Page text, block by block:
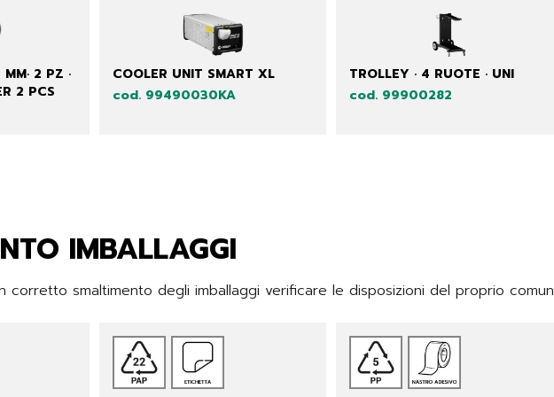
2 PZ ·
2 PCS
COOLER UNIT SMART XL
cod. 99490030KA
TROLLEY · 4 RUOTE · UNI
cod. 99900282
IMBALLAGGI
corretto smaltimento degli imballaggi verificare le disposizioni del proprio